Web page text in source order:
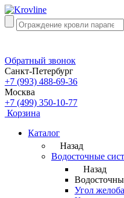
Обратный звонок
Санкт-Петербург
+7 (993) 488-69-36
Москва
+7 (499) 350-10-77
Корзина
Каталог
Назад
Водосточные
Назад
Угол желоба